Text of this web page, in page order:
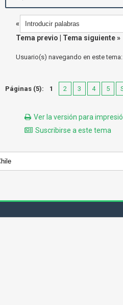
«
Tema previo
Tema siguiente»
Usuario(s) navegando en este
Páginas (5): 1 2 3 4 5
Ver la versión para
Suscribirse a este tema